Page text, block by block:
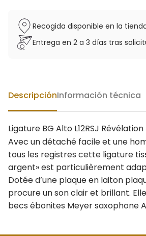
Recogida disponible en la
Entrega en 2 a 3 días tras
DescripciónInformación técnica
Ligature BG Alto L12RSJ Révélation
Avec un détaché facile et une
tous les registres cette ligature
argent» est particulièrement
Dotée d’une plaque en laiton
procure un son clair et brillant.
becs ébonites Meyer saxophone